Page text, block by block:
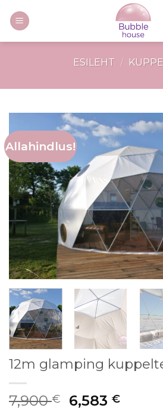
ESILEHT /
Allahindlus!
12m glamping
7,900€ 6,583€